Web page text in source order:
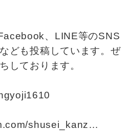
、LINE等のSNS
ども投稿しています。ぜ
しております。
shusei_kanz…